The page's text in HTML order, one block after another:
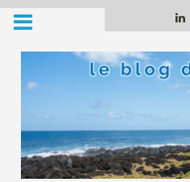
Skip
content